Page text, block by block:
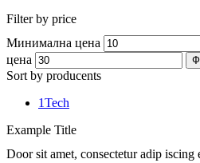
Filter by price
Минимална цена
цена
Sort by producents
1Tech
Example Title
Door sit amet, consectetur adip iscing